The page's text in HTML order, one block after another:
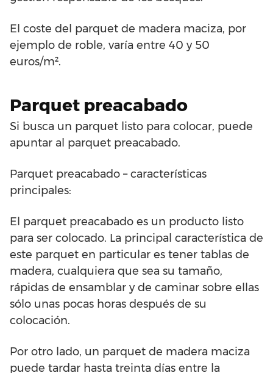
El coste del parquet de madera maciza, por
ejemplo de roble, varía entre 40 y 50
euros/m².
Parquet preacabado
Si busca un parquet listo para colocar, puede
apuntar al parquet preacabado.
Parquet preacabado – características
principales:
El parquet preacabado es un producto listo
para ser colocado. La principal característica de
este parquet en particular es tener tablas de
madera, cualquiera que sea su tamaño,
rápidas de ensamblar y de caminar sobre ellas
sólo unas pocas horas después de su
colocación.
Por otro lado, un parquet de madera maciza
puede tardar hasta treinta días entre la